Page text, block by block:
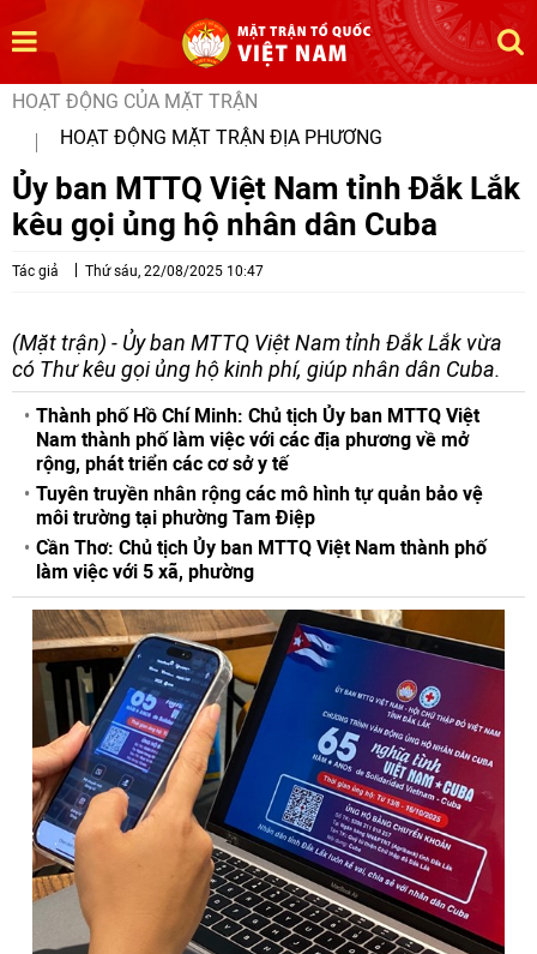
HOẠT ĐỘNG CỦA MẶT TRẬN
HOẠT ĐỘNG MẶT TRẬN ĐỊA PHƯƠNG
Ủy ban MTTQ Việt Nam tỉnh Đắk Lắk
kêu gọi ủng hộ nhân dân Cuba
Tác giả Thứ sáu, 22/08/2025 10:47
(Mặt trận) - Ủy ban MTTQ Việt Nam tỉnh Đắk Lắk vừa
có Thư kêu gọi ủng hộ kinh phí, giúp nhân dân Cuba.
Thành phố Hồ Chí Minh: Chủ tịch Ủy ban MTTQ Việt
Nam thành phố làm việc với các địa phương về mở
rộng, phát triển các cơ sở y tế
Tuyên truyền nhân rộng các mô hình tự quản bảo vệ
môi trường tại phường Tam Điệp
Cần Thơ: Chủ tịch Ủy ban MTTQ Việt Nam thành phố
làm việc với 5 xã, phường